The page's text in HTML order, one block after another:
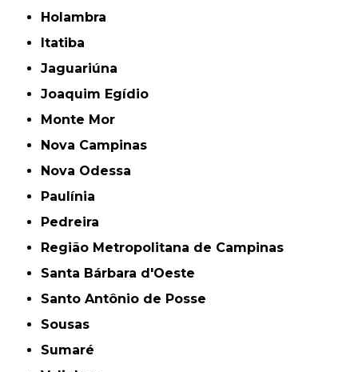
Holambra
Itatiba
Jaguariúna
Joaquim Egídio
Monte Mor
Nova Campinas
Nova Odessa
Paulínia
Pedreira
Região Metropolitana de Campinas
Santa Bárbara d'Oeste
Santo Antônio de Posse
Sousas
Sumaré